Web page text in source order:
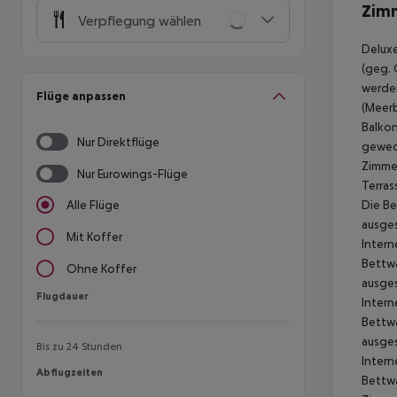
Verpflegung wählen
Flüge anpassen
Nur Direktflüge
Nur Eurowings-Flüge
Alle Flüge
Mit Koffer
Ohne Koffer
Flugdauer
Flugdauer
Bis zu 24 Stunden
Abflugzeiten
Abflugzeiten
(geg.
Die